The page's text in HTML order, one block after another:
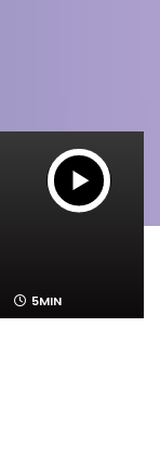
5MIN